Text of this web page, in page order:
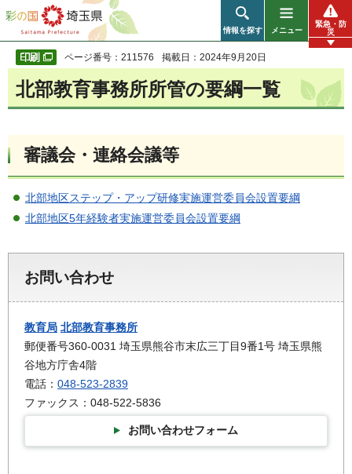
彩の国 埼玉県
情報を探す メニュー
緊急・防
災
ページ番号：211576 掲載日：2024年9月20日
北部教育事務所所管の要綱一覧
審議会・連絡会議等
北部地区ステップ・アップ研修実施運営委員会設置要綱
北部地区5年経験者実施運営委員会設置要綱
お問い合わせ
教育局 北部教育事務所
郵便番号360-0031 埼玉県熊谷市末広三丁目9番1号 埼玉県熊
谷地方庁舎4階
電話： 048-523-2839
ファックス：048-522-5836
お問い合わせフォーム